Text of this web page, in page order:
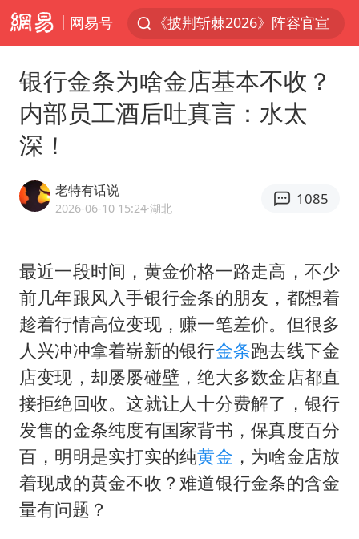
网易号
《披荆斩棘2026》阵容官宣
上海有出现龙卷潜势
2025年小学教师减少13.19万
以军士兵把枪口对准中国记者
笔试第一被劝弃考涉事副校长被撤职
构建更高水平的全民健身公共服务体系
男子被沙蜇蜇伤5小时后呼吸困难
挡“张雪机车”民进党当局怕什么
灌溉水坝被隔成鱼塘 村民投诉20余年
奋力开创中国式现代化建设新局面
银行金条为啥金店基本不收？
内部员工酒后吐真言：水太
深！
老特有话说
2026-06-10 15:24·湖北
1085
最近一段时间，黄金价格一路走高，不少
前几年跟风入手银行金条的朋友，都想着
趁着行情高位变现，赚一笔差价。但很多
人兴冲冲拿着崭新的银行金条跑去线下金
店变现，却屡屡碰壁，绝大多数金店都直
接拒绝回收。这就让人十分费解了，银行
发售的金条纯度有国家背书，保真度百分
百，明明是实打实的纯黄金 ，为啥金店放
着现成的黄金不收？难道银行金条的含金
量有问题？